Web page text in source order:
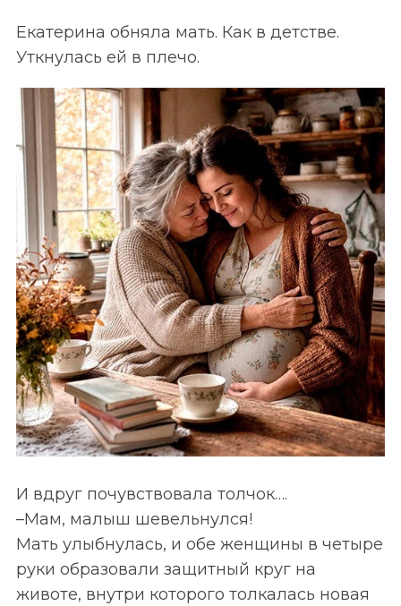
Екатерина обняла мать. Как в детстве.
Уткнулась ей в плечо.
И вдруг почувствовала толчок….
–Мам, малыш шевельнулся!
Мать улыбнулась, и обе женщины в четыре
руки образовали защитный круг на
животе, внутри которого толкалась новая